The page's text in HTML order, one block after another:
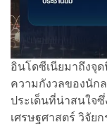
อินโดซีเนียมาถึงจุด
ความกังวลของนัก
ประเด็นที่น่าสนใจซึ่
เศรษฐศาสตร์ วิจัย